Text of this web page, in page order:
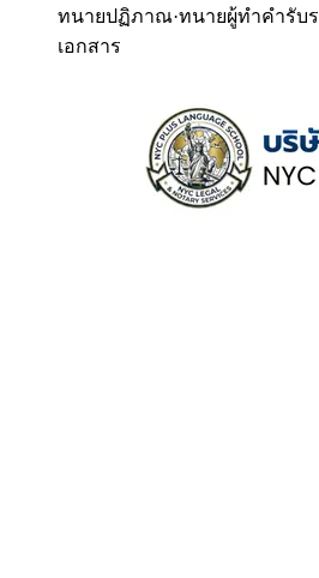
ทนายปฏิภาณ·ทนายผู้ทำคำรับ
เอกสาร